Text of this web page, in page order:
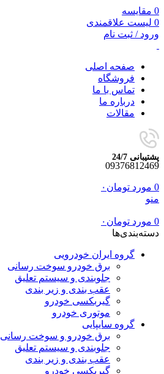
0 مقایسه
0 لیست علاقمندی
ورود / ثبت نام
صفحه اصلی
فروشگاه
تماس با ما
درباره ما
مقالات
پشتیبانی 24/7
09376812469
0 مورد تومان ۰
منو
0 مورد تومان ۰
دسته‌بندی‌ها
گروه ایران خودرویی
برق خودرو سوخت رسانی
جلوبندی و سیستم تعلیق
عقب بندی و زیر بندی
گیربکسی خودرو
موتوری خودرو
گروه سایپایی
برق خودرو و سوخت رسانی
جلوبندی و سیستم تعلیق
عقب بندی و زیر بندی
گیربکسی خودرو